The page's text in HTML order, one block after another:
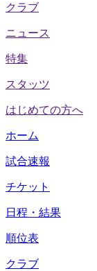
クラブ
ニュース
特集
スタッツ
はじめての方へ
ホーム
試合速報
チケット
日程・結果
順位表
クラブ